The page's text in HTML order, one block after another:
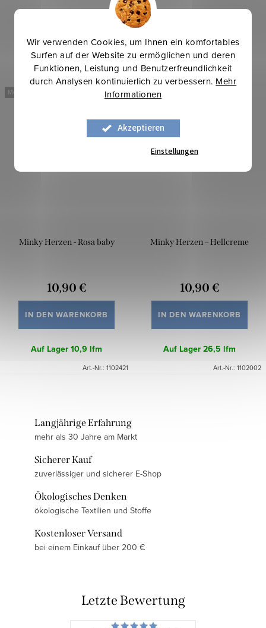
Wir verwenden Cookies, um Ihnen ein komfortables
Surfen auf der Website zu ermöglichen und deren
Funktionen, Leistung und Benutzerfreundlichkeit
durch Analysen kontinuierlich zu verbessern. Mehr
Informationen
Akzeptieren
Einstellungen
Mehr für weniger
Minky Herzen - Rosa baby
10,90 €
IN DEN WARENKORB
Auf Lager10,9 lfm
Art.-Nr.: 1102421
Mehr für weniger
Minky Herzen – Hellcreme
10,90 €
IN DEN WARENKORB
Auf Lager26,5 lfm
Art.-Nr.: 1102002
Langjährige Erfahrung
mehr als 30 Jahre am Markt
Sicherer Kauf
zuverlässiger und sicherer E-Shop
Ökologisches Denken
ökologische Textilien und Stoffe
Kostenloser Versand
bei einem Einkauf über 200 €
Letzte Bewertung